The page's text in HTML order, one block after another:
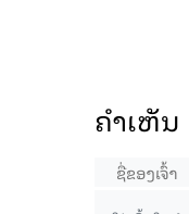
ຄໍາເຫັນ